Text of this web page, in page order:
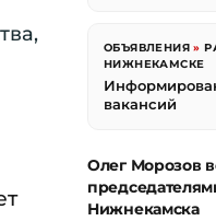
ОБЪЯВЛЕНИЯ »
НИЖНЕКАМСКЕ
вакансий
Олег Морозов
Нижнекамска